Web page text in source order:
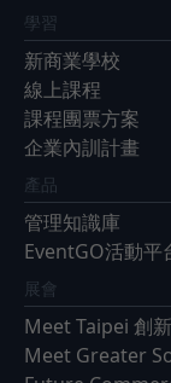
學習
新商業學校
線上課程
課程團票方案
企業內訓計畫
產品
管理知識庫
EventGO活動平
展會
Meet Taipei 創
Meet Greater